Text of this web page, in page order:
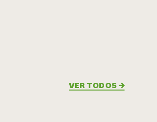
VER TODOS →